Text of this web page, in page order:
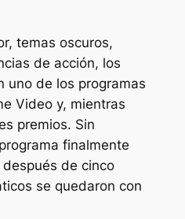
temas oscuros,
de acción, los
uno de los programas
Video y, mientras
premios. Sin
finalmente
de cinco
se quedaron con